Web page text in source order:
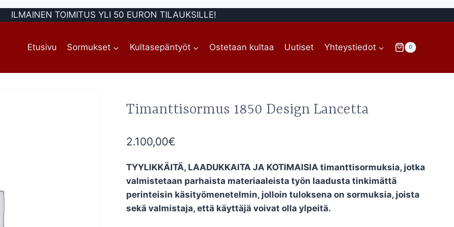
ILMAINEN TOIMITUS YLI 50 EURON TILAUKSILLE!
Etusivu Sormukset Kultasepäntyöt Ostetaan kultaa Uutiset Yhteystiedot 0
Timanttisormus 1850 Design Lancetta
2.100,00€
TYYLIKKÄITÄ, LAADUKKAITA JA KOTIMAISIA timanttisormuksia, jotka
valmistetaan parhaista materiaaleista työn laadusta tinkimättä
perinteisin käsityömenetelmin, jolloin tuloksena on sormuksia, joista
sekä valmistaja, että käyttäjä voivat olla ylpeitä.